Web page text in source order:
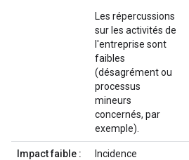
Les répercussions
sur les activités de
l'entreprise sont
faibles
(désagrément ou
processus
mineurs
concernés, par
exemple).
Impact faible :
Incidence